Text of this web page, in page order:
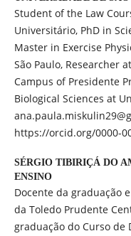
Student of the Law
Universitário, PhD in
Master in Exercise
São Paulo, Researcher
Campus of Presidente
Biological Sciences at
https://orcid.org/0000-
SÉRGIO TIBIRIÇÁ DO
ENSINO
Docente da graduação
da Toledo Prudente
graduação do Curso de